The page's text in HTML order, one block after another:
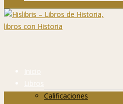
Inicio
Libros
Calificaciones